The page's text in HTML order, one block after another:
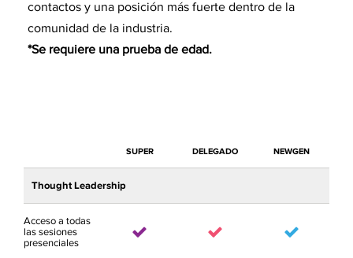
contactos y una posición más fuerte dentro de la
comunidad de la industria.
*Se requiere una prueba de edad.
SUPER DELEGADO NEWGEN
Thought Leadership
Acceso a todas
las sesiones
presenciales